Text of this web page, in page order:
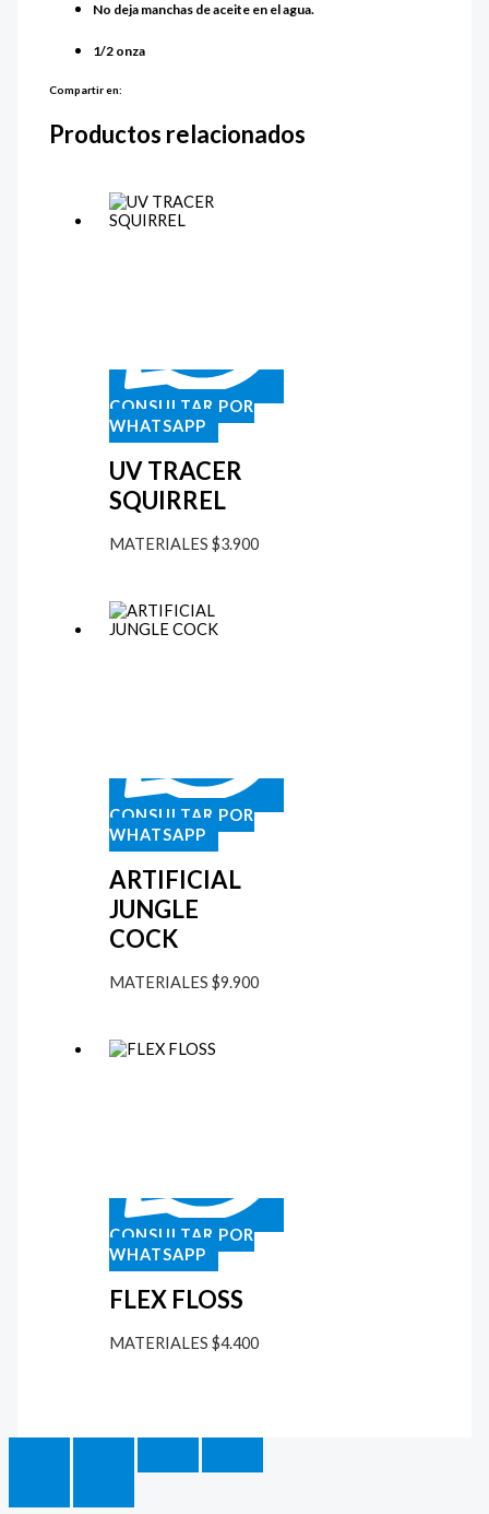
No deja manchas de aceite en el agua.
1/2 onza
Compartir en:
Productos relacionados
CONSULTAR POR
WHATSAPP
UV TRACER
SQUIRREL
MATERIALES $3.900
CONSULTAR POR
WHATSAPP
ARTIFICIAL
JUNGLE
COCK
MATERIALES $9.900
CONSULTAR POR
WHATSAPP
FLEX FLOSS
MATERIALES $4.400